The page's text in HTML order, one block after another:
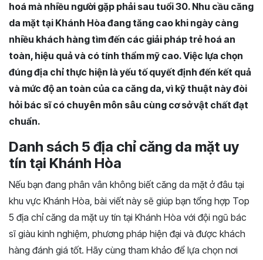
hoá mà nhiều người gặp phải sau tuổi 30. Nhu cầu căng
da mặt tại Khánh Hòa đang tăng cao khi ngày càng
nhiều khách hàng tìm đến các giải pháp trẻ hoá an
toàn, hiệu quả và có tính thẩm mỹ cao. Việc lựa chọn
đúng địa chỉ thực hiện là yếu tố quyết định đến kết quả
và mức độ an toàn của ca căng da, vì kỹ thuật này đòi
hỏi bác sĩ có chuyên môn sâu cùng cơ sở vật chất đạt
chuẩn.
Danh sách 5 địa chỉ căng da mặt uy
tín tại Khánh Hòa
Nếu bạn đang phân vân không biết căng da mặt ở đâu tại
khu vực Khánh Hòa, bài viết này sẽ giúp bạn tổng hợp Top
5 địa chỉ căng da mặt uy tín tại Khánh Hòa với đội ngũ bác
sĩ giàu kinh nghiệm, phương pháp hiện đại và được khách
hàng đánh giá tốt. Hãy cùng tham khảo để lựa chọn nơi